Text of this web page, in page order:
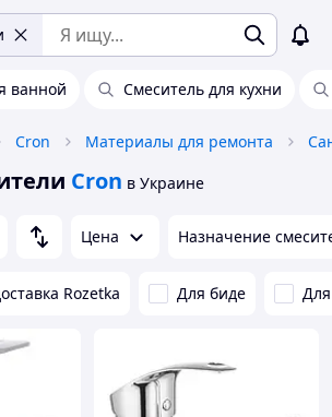
ванной Смеситель для кухни
Cron Материалы для ремонта
Cron в Украине
Цена Назначение
Rozetka Для биде